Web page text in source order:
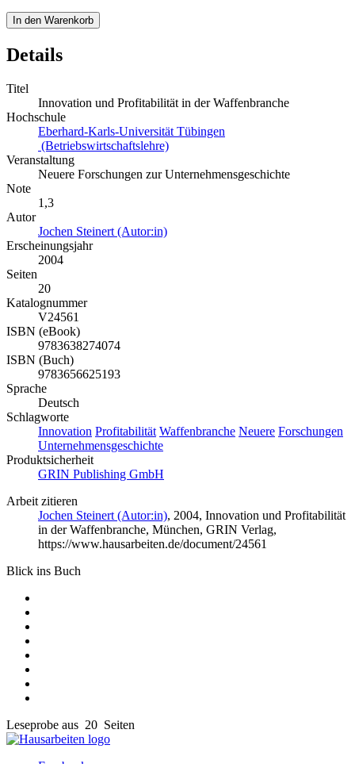
In den Warenkorb
Details
Titel
Innovation und Profitabilität in der Waffenbranche
Hochschule
Eberhard-Karls-Universität Tübingen
(Betriebswirtschaftslehre)
Veranstaltung
Neuere Forschungen zur Unternehmensgeschichte
Note
1,3
Autor
Jochen Steinert (Autor:in)
Erscheinungsjahr
2004
Seiten
20
Katalognummer
V24561
ISBN (eBook)
9783638274074
ISBN (Buch)
9783656625193
Sprache
Deutsch
Schlagworte
Innovation Profitabilität Waffenbranche Neuere Forschungen
Unternehmensgeschichte
Produktsicherheit
GRIN Publishing GmbH
Arbeit zitieren
Jochen Steinert (Autor:in), 2004, Innovation und Profitabilität
in der Waffenbranche, München, GRIN Verlag,
https://www.hausarbeiten.de/document/24561
Blick ins Buch